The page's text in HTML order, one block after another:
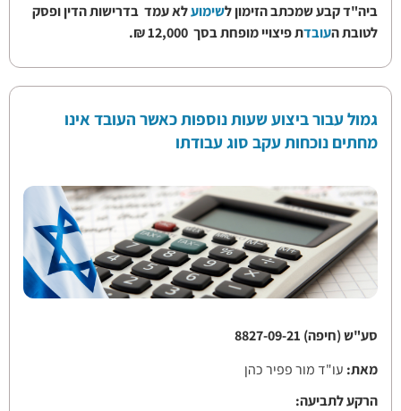
ביה"ד קבע שמכתב הזימון לשימועלא עמד בדרישות הדין ופסק
לטובת העובדת פיצויי מופחת בסך 12,000 ₪.
גמול עבור ביצוע שעות נוספות כאשר העובד אינו
מחתים נוכחות עקב סוג עבודתו
סע"ש (חיפה) 8827-09-21
מאת:עו"ד מור פפיר כהן
הרקע לתביעה: